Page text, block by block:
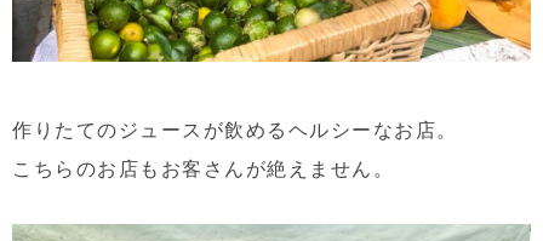
作りたてのジュースが飲めるヘルシーなお店。
こちらのお店もお客さんが絶えません。